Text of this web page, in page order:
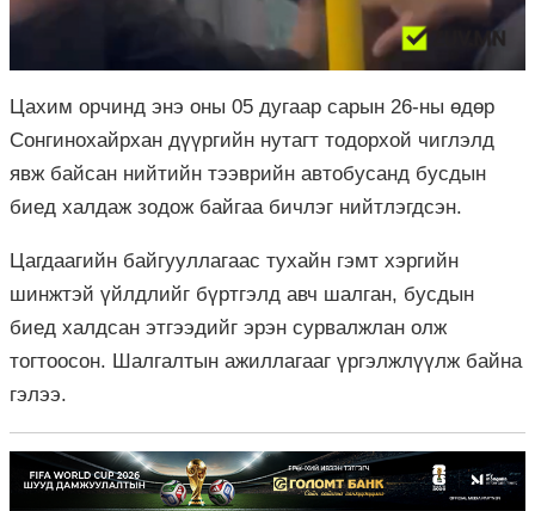
Цахим орчинд энэ оны 05 дугаар сарын 26-ны өдөр
Сонгинохайрхан дүүргийн нутагт тодорхой чиглэлд
явж байсан нийтийн тээврийн автобусанд бусдын
биед халдаж зодож байгаа бичлэг нийтлэгдсэн.
Цагдаагийн байгууллагаас тухайн гэмт хэргийн
шинжтэй үйлдлийг бүртгэлд авч шалган, бусдын
биед халдсан этгээдийг эрэн сурвалжлан олж
тогтоосон. Шалгалтын ажиллагааг үргэлжлүүлж байна
гэлээ.